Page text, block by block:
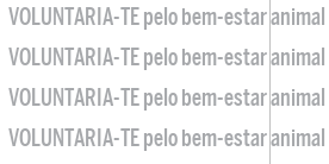
VOLUNTARIA-TE pelo bem-estar animal
VOLUNTARIA-TE pelo bem-estar animal
VOLUNTARIA-TE pelo bem-estar animal
VOLUNTARIA-TE pelo bem-estar animal